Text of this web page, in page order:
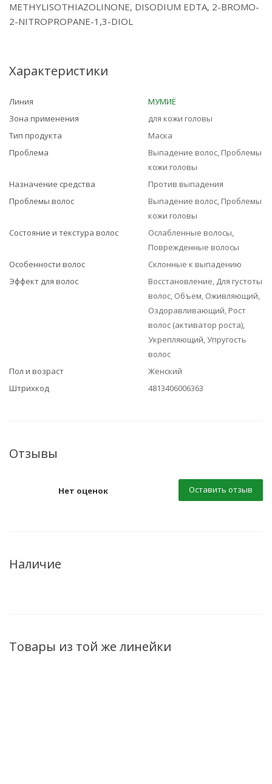
METHYLISOTHIAZOLINONE, DISODIUM EDTA, 2-BROMO-
2-NITROPROPANE-1,3-DIOL
Характеристики
Линия
МУМИЁ
Зона применения
для кожи головы
Тип продукта
Маска
Проблема
Выпадение волос, Проблемы
кожи головы
Назначение средства
Против выпадения
Проблемы волос
Выпадение волос, Проблемы
кожи головы
Состояние и текстура волос
Ослабленные волосы,
Поврежденные волосы
Особенности волос
Склонные к выпадению
Эффект для волос
Восстановление, Для густоты
волос, Объем, Оживляющий,
Оздоравливающий, Рост
волос (активатор роста),
Укрепляющий, Упругость
волос
Пол и возраст
Женский
Штрихкод
4813406006363
Отзывы
Нет оценок Оставить отзыв
Наличие
Товары из той же линейки